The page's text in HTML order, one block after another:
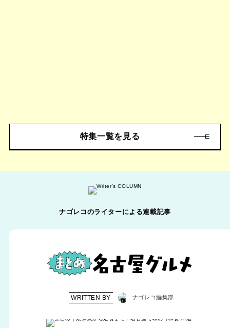
特集一覧を見る
ナゴレコのライターによる連載記事
WRITTEN BY ナゴレコ編集部